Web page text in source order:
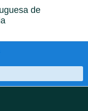
de